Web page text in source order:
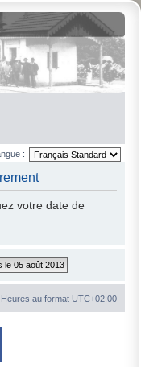
:
votre date de
Heures au format UTC+02:00